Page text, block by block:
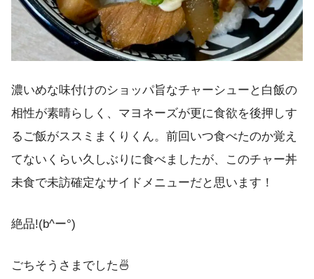
濃いめな味付けのショッパ旨なチャーシューと白飯の
相性が素晴らしく、マヨネーズが更に食欲を後押しす
るご飯がススミまくりくん。前回いつ食べたのか覚え
てないくらい久しぶりに食べましたが、このチャー丼
未食で未訪確定なサイドメニューだと思います！
絶品!(b^ー°)
ごちそうさまでした🍜